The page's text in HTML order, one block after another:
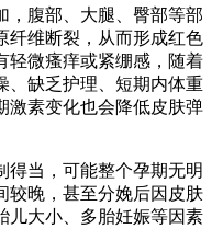
，腹部、大腿、臀部等部
纤维断裂，从而形成红色
轻微瘙痒或紧绷感，随着
、缺乏护理、短期内体重
激素变化也会降低皮肤弹
得当，可能整个孕期无明
较晚，甚至分娩后因皮肤
儿大小、多胎妊娠等因素